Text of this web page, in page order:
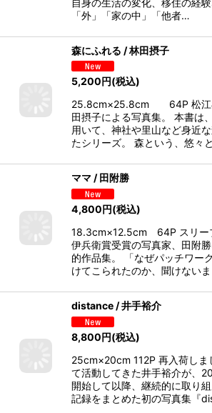
「外」「家の中」「他者…
森にふれる / 林田摂子
5,200円(税込)
25.8cm×25.8cm 64P 松江
田摂子による写真集。 本書は
用いて、神社や里山など身近
たシリーズ。 森という、悠々
ママ / 田附勝
4,800円(税込)
18.3cm×12.5cm 64P スリー
伊兵衛賞受賞の写真家、田附
的作品集。 「なぜパッチワー
けてこられたのか、聞けない
distance / 井手裕介
8,800円(税込)
25cm×20cm 112P 再入荷しま
て活動してきた井手裕介が、
開始して以降、継続的に取り
記録をまとめた初の写真集『